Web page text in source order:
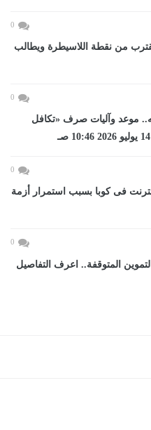
0
من نقطة اللاسيطرة ويطالب
0
مليارات جنيه.. موعد وآليات صرف «تكافل
0
فى كوبا بسبب استمرار أزمة
0
المتوقفة.. اعرف التفاصيل